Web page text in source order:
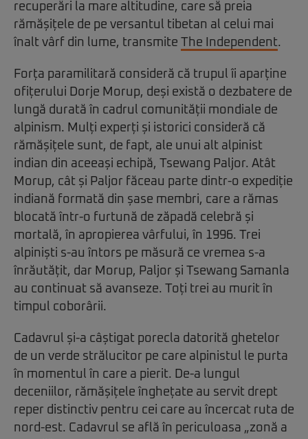
recuperări la mare altitudine, care să preia
rămășițele de pe versantul tibetan al celui mai
înalt vârf din lume, transmite
The Independent.
Forța paramilitară consideră că trupul îi aparține
ofițerului Dorje Morup, deși există o dezbatere de
lungă durată în cadrul comunității mondiale de
alpinism. Mulți experți și istorici consideră că
rămășițele sunt, de fapt, ale unui alt alpinist
indian din aceeași echipă, Tsewang Paljor. Atât
Morup, cât și Paljor făceau parte dintr-o expediție
indiană formată din șase membri, care a rămas
blocată într-o furtună de zăpadă celebră și
mortală, în apropierea vârfului, în 1996. Trei
alpiniști s-au întors pe măsură ce vremea s-a
înrăutățit, dar Morup, Paljor și Tsewang Samanla
au continuat să avanseze. Toți trei au murit în
timpul coborârii.
Cadavrul și-a câștigat porecla datorită ghetelor
de un verde strălucitor pe care alpinistul le purta
în momentul în care a pierit. De-a lungul
deceniilor, rămășițele înghețate au servit drept
reper distinctiv pentru cei care au încercat ruta de
nord-est. Cadavrul se află în periculoasa „zonă a